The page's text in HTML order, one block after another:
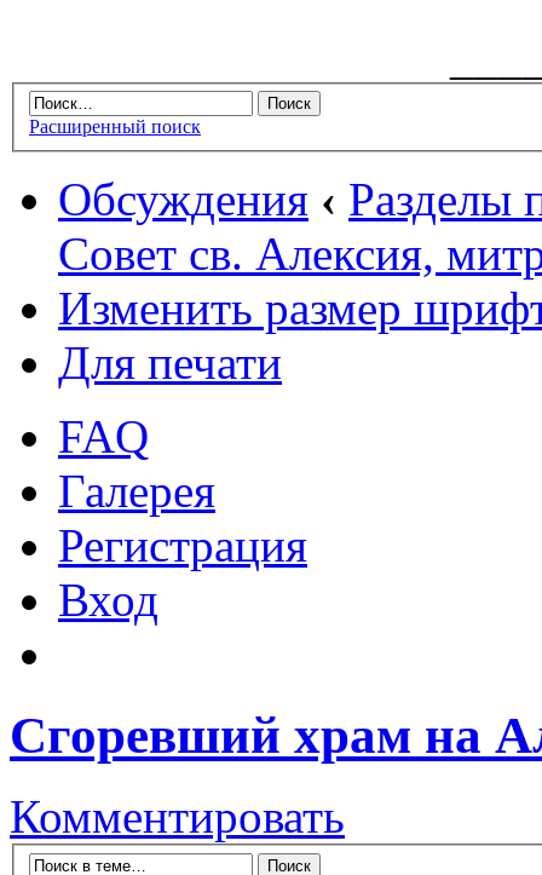
Расширенный поиск
Обсуждения ‹ Разделы
Совет св. Алексия,
Изменить размер
Для печати
FAQ
Галерея
Регистрация
Вход
Сгоревший храм на
Комментировать